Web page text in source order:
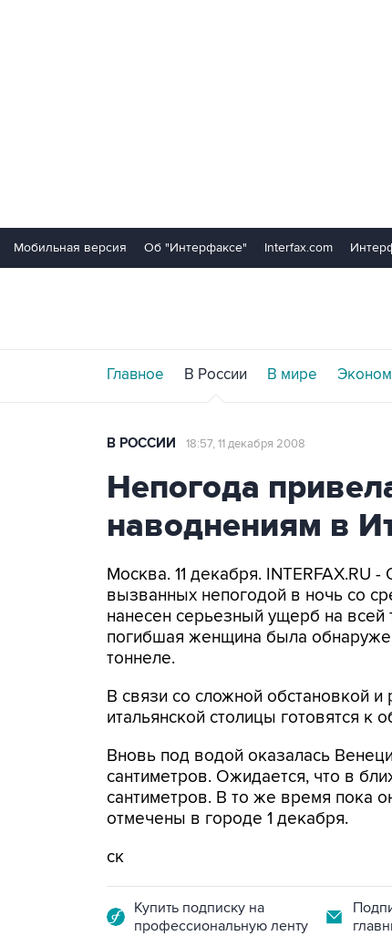
Мобильная версия Об "Интерфаксе" Interfax.com
Главное В России В мире
В РОССИИ 18:57, 11 декабря 2008
Непогода
наводнениям в
Москва. 11 декабря. INTERFAX.RU
вызванных непогодой в ночь со
нанесен серьезный ущерб на
погибшая женщина была
тоннеле.
В связи со сложной обстановкой
итальянской столицы готовятся
Вновь под водой оказалась
сантиметров. Ожидается, что в
сантиметров. В то же время пока
отмечены в городе 1 декабря.
ск
Купить подписку на
профессиональную ленту